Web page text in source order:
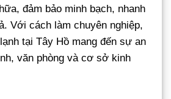
đảm bảo minh bạch, nhanh
Với cách làm chuyên nghiệp,
tại Tây Hồ mang đến sự an
văn phòng và cơ sở kinh